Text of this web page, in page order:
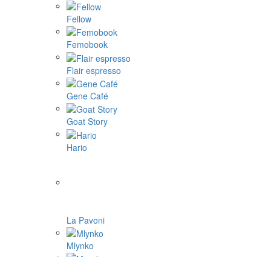
Fellow
Femobook
Flair espresso
Gene Café
Goat Story
Hario
La Pavoni
Mlynko